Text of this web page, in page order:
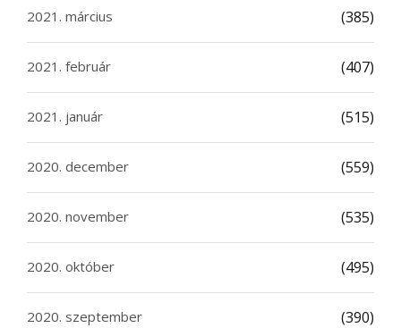
2021. március (385)
2021. február (407)
2021. január (515)
2020. december (559)
2020. november (535)
2020. október (495)
2020. szeptember (390)